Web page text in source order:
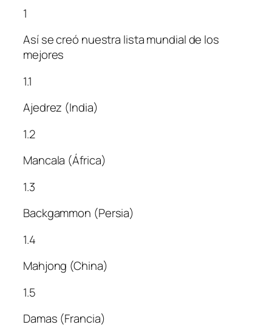
1
Así se creó nuestra lista mundial de los
mejores
1.1
Ajedrez (India)
1.2
Mancala (África)
1.3
Backgammon (Persia)
1.4
Mahjong (China)
1.5
Damas (Francia)